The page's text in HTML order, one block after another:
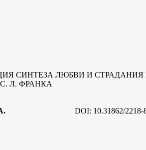
СИНТЕЗА ЛЮБВИ И СТРАДАНИЯ
Л. ФРАНКА
. DOI: 10.31862/2218-